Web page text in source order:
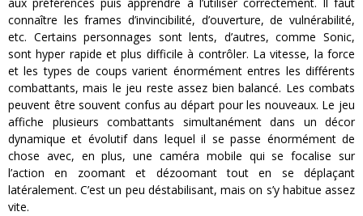
aux préférences puis apprendre à l’utiliser correctement. Il faut
connaître les frames d’invincibilité, d’ouverture, de vulnérabilité,
etc. Certains personnages sont lents, d’autres, comme Sonic,
sont hyper rapide et plus difficile à contrôler. La vitesse, la force
et les types de coups varient énormément entres les différents
combattants, mais le jeu reste assez bien balancé. Les combats
peuvent être souvent confus au départ pour les nouveaux. Le jeu
affiche plusieurs combattants simultanément dans un décor
dynamique et évolutif dans lequel il se passe énormément de
chose avec, en plus, une caméra mobile qui se focalise sur
l’action en zoomant et dézoomant tout en se déplaçant
latéralement. C’est un peu déstabilisant, mais on s’y habitue assez
vite.